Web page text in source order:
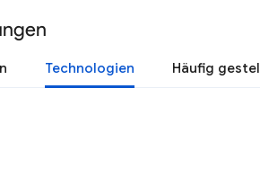
Technologien Häufig